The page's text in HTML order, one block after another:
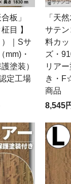
板」
目 】
）｜Sサ
mm)・
塗装）
定工場
「天
サテ
料カッ
ズ・
リア
き・
商品
8,545